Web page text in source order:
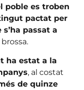
poble es troben
pactat per
passat a
ha estat a la
, al costat
de quinze